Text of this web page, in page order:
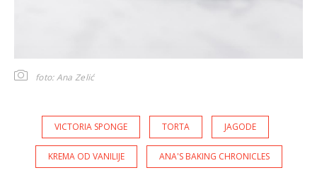
foto: Ana Zelić
VICTORIA SPONGE TORTA JAGODE
KREMA OD VANILIJE ANA'S BAKING CHRONICLES